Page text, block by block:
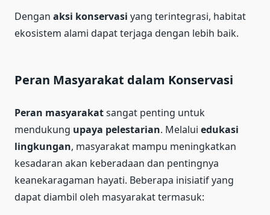
Dengan aksi konservasi yang terintegrasi, habitat
ekosistem alami dapat terjaga dengan lebih baik.
Peran Masyarakat dalam Konservasi
Peran masyarakatsangat penting untuk
mendukung upaya pelestarian. Melalui edukasi
lingkungan, masyarakat mampu meningkatkan
kesadaran akan keberadaan dan pentingnya
keanekaragaman hayati. Beberapa inisiatif yang
dapat diambil oleh masyarakat termasuk: